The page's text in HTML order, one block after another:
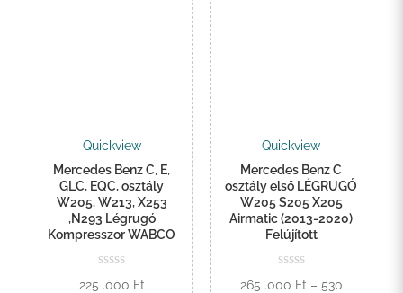
Quickview
Mercedes Benz C, E,
GLC, EQC, osztály
W205, W213, X253
,N293 Légrugó
Kompresszor WABCO
225 .000 Ft
Quickview
Mercedes Benz C
osztály első LÉGRUGÓ
W205 S205 X205
Airmatic (2013-2020)
Felújított
265 .000 Ft – 530